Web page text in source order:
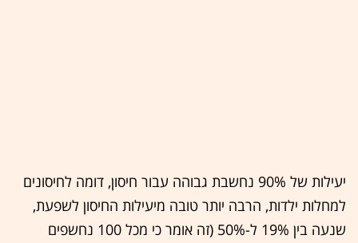
יעילות של 90% נחשבת גבוהה עבור חיסון, דומה לחיסונים
למחלות ילדות, הרבה יותר טובה מיעילות החיסון לשפעת,
שנעה בין 19% ל-50% (זה אומר כי מכל 100 נחשפים